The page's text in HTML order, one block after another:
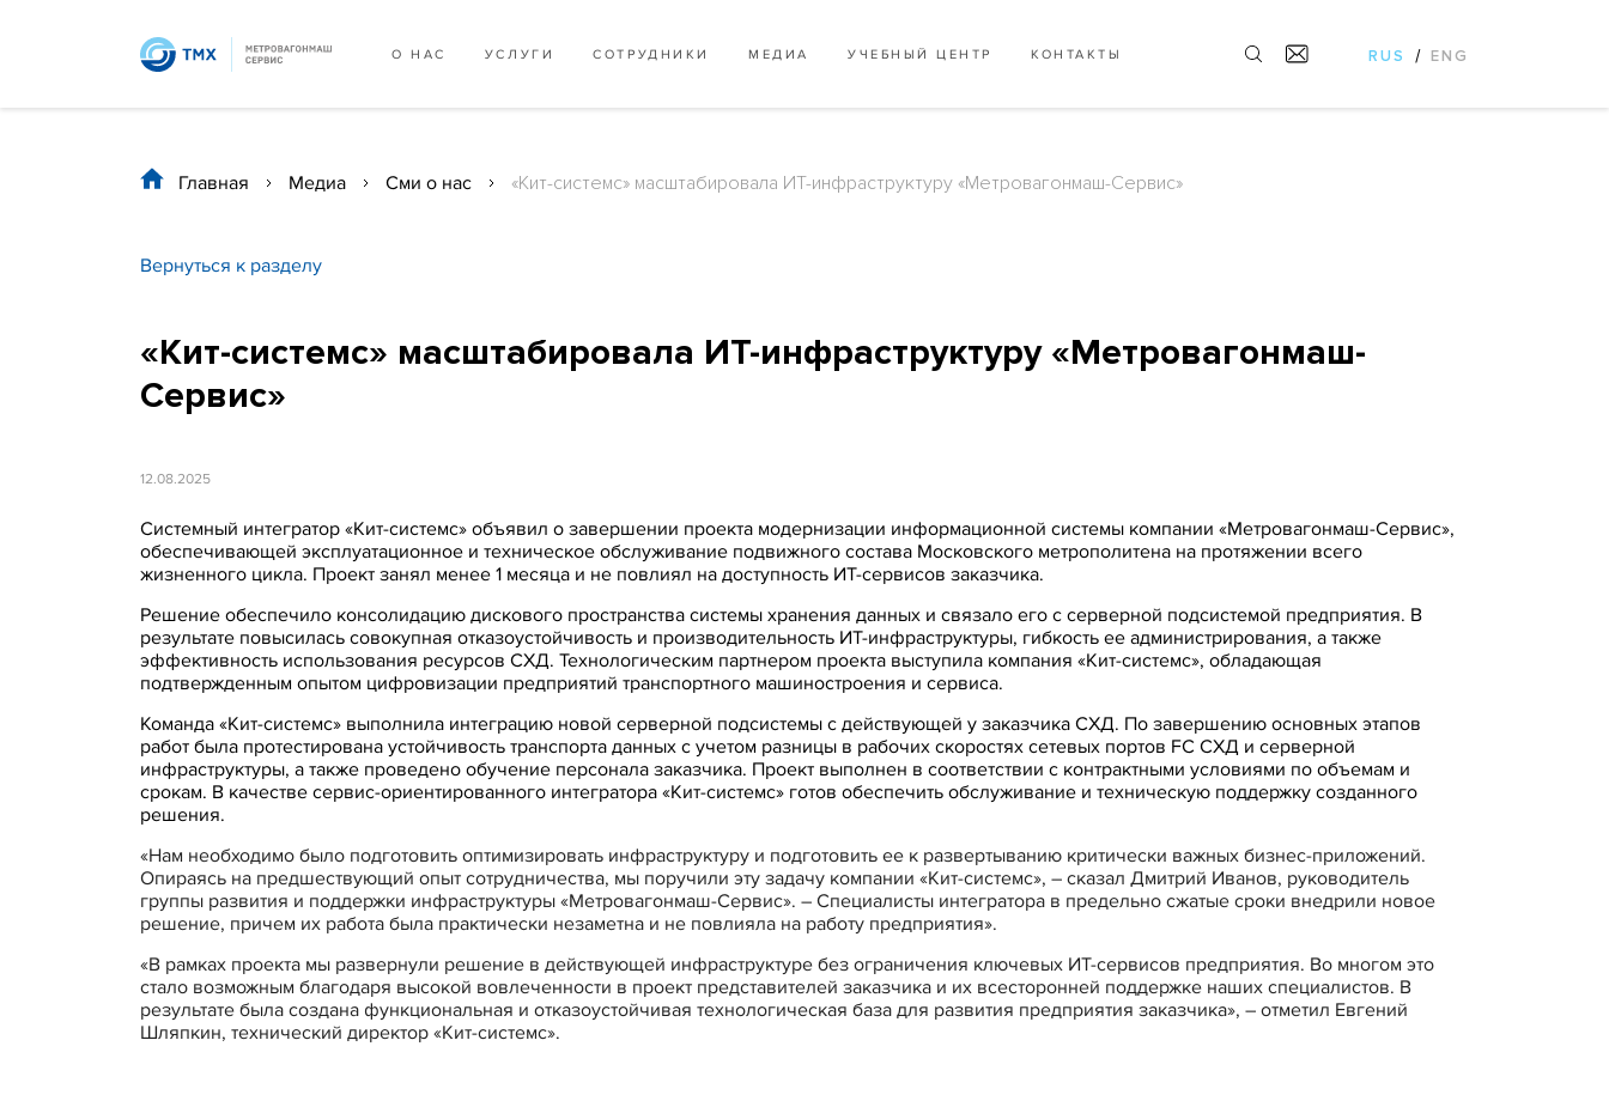
О НАС УСЛУГИ СОТРУДНИКИ МЕДИА УЧЕБНЫЙ ЦЕНТР КОНТАКТЫ RUS / ENG
Главная / Медиа / Сми о нас / «Кит-системс» масштабировала ИТ-инфраструктуру «Метровагонмаш-Сервис»
Вернуться к разделу
«Кит-системс» масштабировала ИТ-инфраструктуру «Метровагонмаш-
Сервис»
12.08.2025
Системный интегратор «Кит-системс» объявил о завершении проекта модернизации информационной системы компании «Метровагонмаш-Сервис»,
обеспечивающей эксплуатационное и техническое обслуживание подвижного состава Московского метрополитена на протяжении всего
жизненного цикла. Проект занял менее 1 месяца и не повлиял на доступность ИТ-сервисов заказчика.
Решение обеспечило консолидацию дискового пространства системы хранения данных и связало его с серверной подсистемой предприятия. В
результате повысилась совокупная отказоустойчивость и производительность ИТ-инфраструктуры, гибкость ее администрирования, а также
эффективность использования ресурсов СХД. Технологическим партнером проекта выступила компания «Кит-системс», обладающая
подтвержденным опытом цифровизации предприятий транспортного машиностроения и сервиса.
Команда «Кит-системс» выполнила интеграцию новой серверной подсистемы с действующей у заказчика СХД. По завершению основных этапов
работ была протестирована устойчивость транспорта данных с учетом разницы в рабочих скоростях сетевых портов FC CХД и серверной
инфраструктуры, а также проведено обучение персонала заказчика. Проект выполнен в соответствии с контрактными условиями по объемам и
срокам. В качестве сервис-ориентированного интегратора «Кит-системс» готов обеспечить обслуживание и техническую поддержку созданного
решения.
«Нам необходимо было подготовить оптимизировать инфраструктуру и подготовить ее к развертыванию критически важных бизнес-приложений.
Опираясь на предшествующий опыт сотрудничества, мы поручили эту задачу компании «Кит-системс», – сказал Дмитрий Иванов, руководитель
группы развития и поддержки инфраструктуры «Метровагонмаш-Сервис». – Специалисты интегратора в предельно сжатые сроки внедрили новое
решение, причем их работа была практически незаметна и не повлияла на работу предприятия».
«В рамках проекта мы развернули решение в действующей инфраструктуре без ограничения ключевых ИТ-сервисов предприятия. Во многом это
стало возможным благодаря высокой вовлеченности в проект представителей заказчика и их всесторонней поддержке наших специалистов. В
результате была создана функциональная и отказоустойчивая технологическая база для развития предприятия заказчика», – отметил Евгений
Шляпкин, технический директор «Кит-системс».